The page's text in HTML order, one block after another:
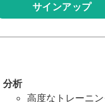
サインアップ
分析
高度なトレーニン